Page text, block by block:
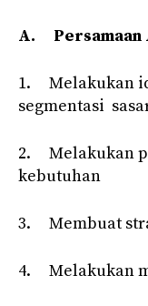
A.
1. Melakukan
segmentasi
2. Melakukan
kebutuhan
3. Membuat
4. Melakukan